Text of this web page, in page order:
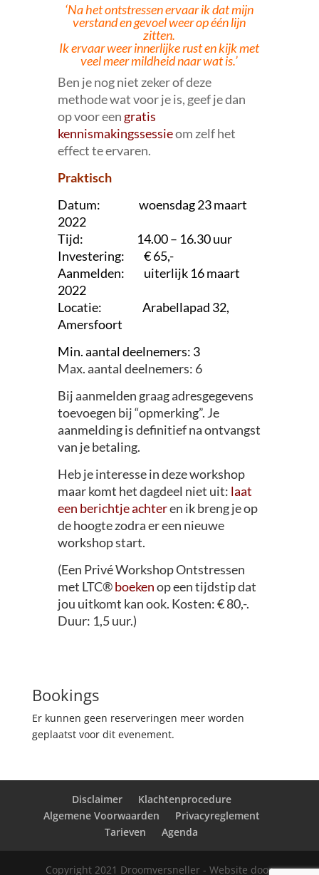
‘Na het ontstressen ervaar ik dat mijn
verstand en gevoel weer op één lijn
zitten.
Ik ervaar weer innerlijke rust en kijk met
veel meer mildheid naar wat is.’
Ben je nog niet zeker of deze
methode wat voor je is, geef je dan
op voor een gratis
kennismakingssessieom zelf het
effect te ervaren.
Praktisch
Datum: woensdag 23 maart
2022
Tijd: 14.00 – 16.30 uur
Investering: € 65,-
Aanmelden: uiterlijk 16 maart
2022
Locatie: Arabellapad 32,
Amersfoort
Min. aantal deelnemers: 3
Max. aantal deelnemers: 6
Bij aanmelden graag adresgegevens
toevoegen bij “opmerking”. Je
aanmelding is definitief na ontvangst
van je betaling.
Heb je interesse in deze workshop
maar komt het dagdeel niet uit: laat
een berichtje achteren ik breng je op
de hoogte zodra er een nieuwe
workshop start.
(Een Privé Workshop Ontstressen
met LTC®boekenop een tijdstip dat
jou uitkomt kan ook. Kosten: € 80,-.
Duur: 1,5 uur.)
Bookings
Er kunnen geen reserveringen meer worden
geplaatst voor dit evenement.
Disclaimer
Klachtenprocedure
Algemene Voorwaarden
Privacyreglement
Tarieven
Agenda
Copyright 2021 Droomversneller - Website door